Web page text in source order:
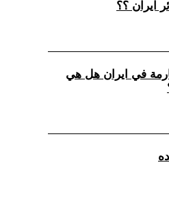
ايران ؟؟
في ايران هل هي